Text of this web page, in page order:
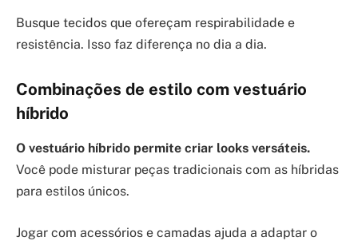
Busque tecidos que ofereçam respirabilidade e
resistência. Isso faz diferença no dia a dia.
Combinações de estilo com vestuário
híbrido
O vestuário híbrido permite criar looks versáteis.
Você pode misturar peças tradicionais com as híbridas
para estilos únicos.
Jogar com acessórios e camadas ajuda a adaptar o